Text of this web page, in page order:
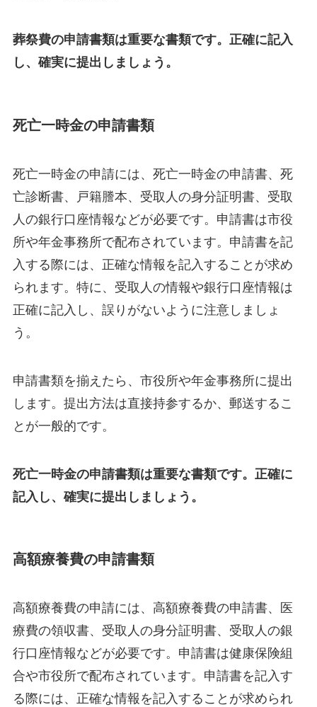
葬祭費の申請書類は重要な書類です。正確に記入
し、確実に提出しましょう。
死亡一時金の申請書類
死亡一時金の申請には、死亡一時金の申請書、死
亡診断書、戸籍謄本、受取人の身分証明書、受取
人の銀行口座情報などが必要です。申請書は市役
所や年金事務所で配布されています。申請書を記
入する際には、正確な情報を記入することが求め
られます。特に、受取人の情報や銀行口座情報は
正確に記入し、誤りがないように注意しましょ
う。
申請書類を揃えたら、市役所や年金事務所に提出
します。提出方法は直接持参するか、郵送するこ
とが一般的です。
死亡一時金の申請書類は重要な書類です。正確に
記入し、確実に提出しましょう。
高額療養費の申請書類
高額療養費の申請には、高額療養費の申請書、医
療費の領収書、受取人の身分証明書、受取人の銀
行口座情報などが必要です。申請書は健康保険組
合や市役所で配布されています。申請書を記入す
る際には、正確な情報を記入することが求められ